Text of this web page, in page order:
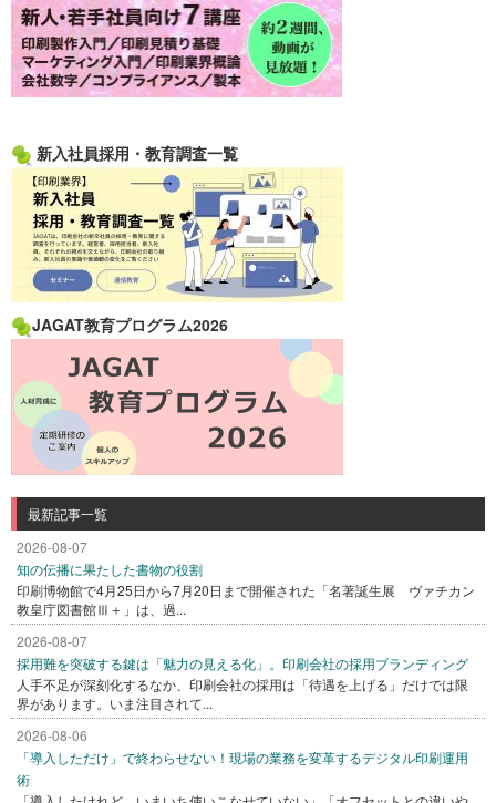
新入社員採用・教育調査一覧
JAGAT教育プログラム2026
最新記事一覧
2026-08-07
知の伝播に果たした書物の役割
印刷博物館で4月25日から7月20日まで開催された「名著誕生展 ヴァチカン
教皇庁図書館Ⅲ＋」は、過...
2026-08-07
採用難を突破する鍵は「魅力の見える化」。印刷会社の採用ブランディング
人手不足が深刻化するなか、印刷会社の採用は「待遇を上げる」だけでは限
界があります。いま注目されて...
2026-08-06
「導入しただけ」で終わらせない！現場の業務を変革するデジタル印刷運用
術